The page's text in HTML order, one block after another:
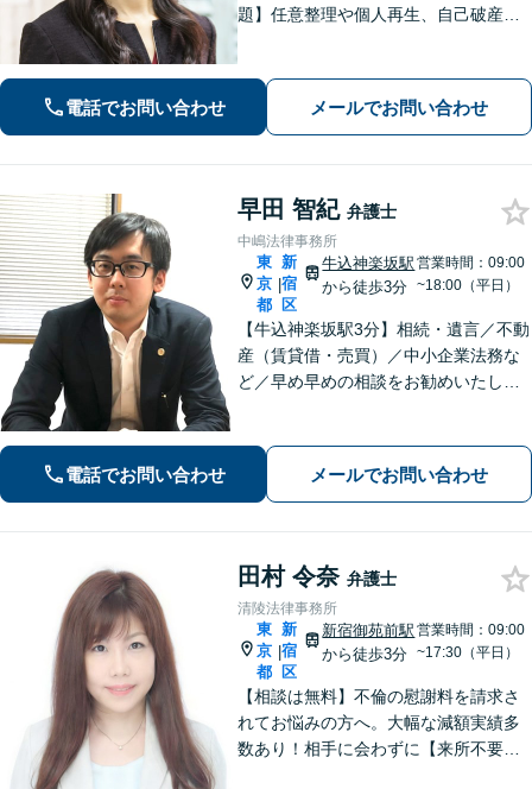
題】任意整理や個人再生、自己破産な
雇、ハラスメント事案に強【夜間・ 休
日面談可】【完全個室】【新宿駅徒歩3
電話でお問い合わせ メールでお問い合わせ
早田 智紀 弁護士
中嶋法律事務所
東
京
都
|
新
宿
区
牛込神楽坂駅
から徒歩3分
営業時間：09:00
~18:00（平日）
【牛込神楽坂駅3分】相続・遺言／不動
産（賃貸借・売買）／中小企業法務な
ど／早め早めの相談をお勧めいたしま
電話でお問い合わせ メールでお問い合わせ
田村 令奈 弁護士
清陵法律事務所
東
京
都
|
新
宿
区
新宿御苑前駅
から徒歩3分
営業時間：09:00
~17:30（平日）
【相談は無料】不倫の慰謝料を請求さ
れてお悩みの方へ。大幅な減額実績多
数あり！相手に会わずに【来所不要で